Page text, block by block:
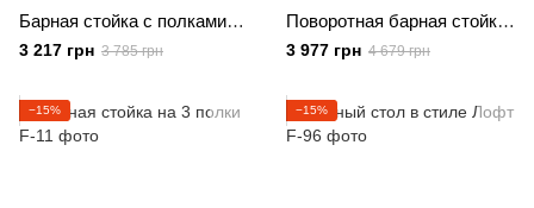
Барная стойка с полками для хранения
3 217 грн 3 785 грн
Поворотная барная стойка с полками
3 977 грн 4 679 грн
−15% −15%